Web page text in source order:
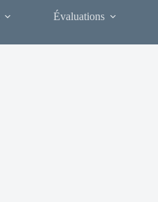
Évaluations